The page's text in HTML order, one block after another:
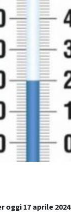
oggi 17 aprile 2024